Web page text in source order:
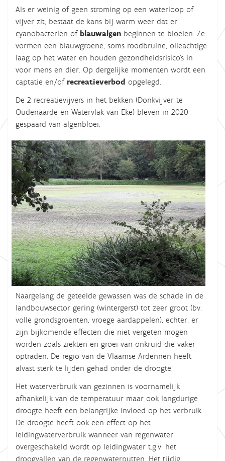
Als er weinig of geen stroming op een waterloop of
vijver zit, bestaat de kans bij warm weer dat er
cyanobacteriën of blauwalgen beginnen te bloeien. Ze
vormen een blauwgroene, soms roodbruine, olieachtige
laag op het water en houden gezondheidsrisico's in
voor mens en dier. Op dergelijke momenten wordt een
captatie en/of recreatieverbod opgelegd.
De 2 recreatievijvers in het bekken (Donkvijver te
Oudenaarde en Watervlak van Eke) bleven in 2020
gespaard van algenbloei.
Naargelang de geteelde gewassen was de schade in de
landbouwsector gering (wintergerst) tot zeer groot (bv.
volle grondsgroenten, vroege aardappelen), echter, er
zijn bijkomende effecten die niet vergeten mogen
worden zoals ziekten en groei van onkruid die vaker
optraden. De regio van de Vlaamse Ardennen heeft
alvast sterk te lijden gehad onder de droogte.
Het waterverbruik van gezinnen is voornamelijk
afhankelijk van de temperatuur maar ook langdurige
droogte heeft een belangrijke invloed op het verbruik.
De droogte heeft ook een effect op het
leidingwaterverbruik wanneer van regenwater
overgeschakeld wordt op leidingwater t.g.v. het
droogvallen van de regenwaterputten. Het tijdig